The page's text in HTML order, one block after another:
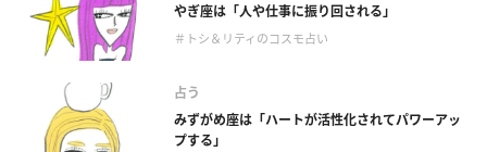
やぎ座は「人や仕事に振り回される」
＃トシ＆リティのコスモ占い
占う
みずがめ座は「ハートが活性化されてパワーアッ
プする」